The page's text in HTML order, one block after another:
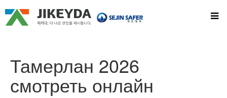
Тамерлан 2026
смотреть онлайн